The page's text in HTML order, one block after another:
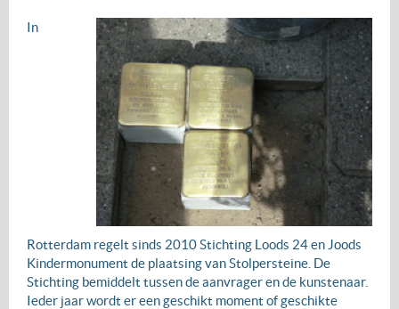
In
Rotterdam regelt sinds 2010 Stichting Loods 24 en Joods
Kindermonument de plaatsing van Stolpersteine. De
Stichting bemiddelt tussen de aanvrager en de kunstenaar.
Ieder jaar wordt er een geschikt moment of geschikte